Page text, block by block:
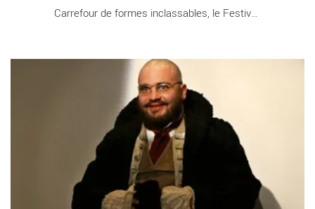
Carrefour de formes inclassables, le Festival [...]
Le dernier chant - Critique sortie Théâtre Vincennes Théâtre de